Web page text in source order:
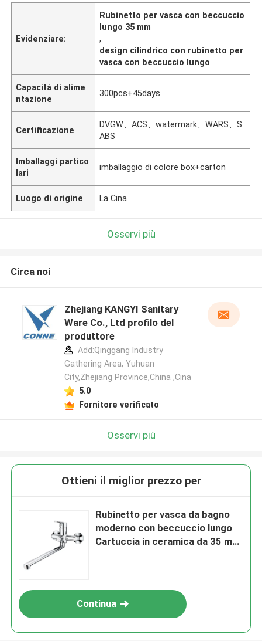
Evidenziare:
Rubinetto per vasca con beccuccio
lungo 35 mm
,
design cilindrico con rubinetto per
vasca con beccuccio lungo
Capacità di alime
ntazione
300pcs+45days
Certificazione
DVGW、ACS、watermark、WARS、S
ABS
Imballaggi partico
lari
imballaggio di colore box+carton
Luogo di origine La Cina
Osservi più
Circa noi
Zhejiang KANGYI Sanitary
Ware Co., Ltd profilo del
produttore
Add:Qinggang lndustry
Gathering Area, Yuhuan
City,Zhejiang Province,China ,Cina
5.0
Fornitore verificato
Osservi più
Ottieni il miglior prezzo per
Rubinetto per vasca da bagno
moderno con beccuccio lungo
Cartuccia in ceramica da 35 mm
Continua